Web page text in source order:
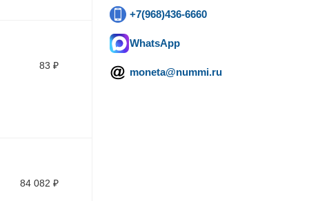
83 ₽
84 082 ₽
+7(968)436-6660
WhatsApp
moneta@nummi.ru